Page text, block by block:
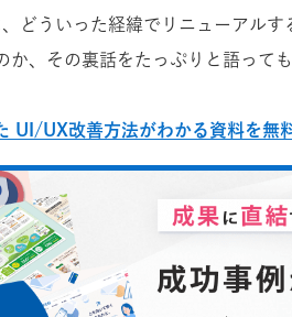
どういった経緯でリニューアル
か、その裏話をたっぷりと語って
UI/UX改善方法がわかる資料を無